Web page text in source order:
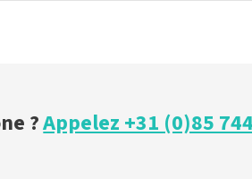
?Appelez +31 (0)85